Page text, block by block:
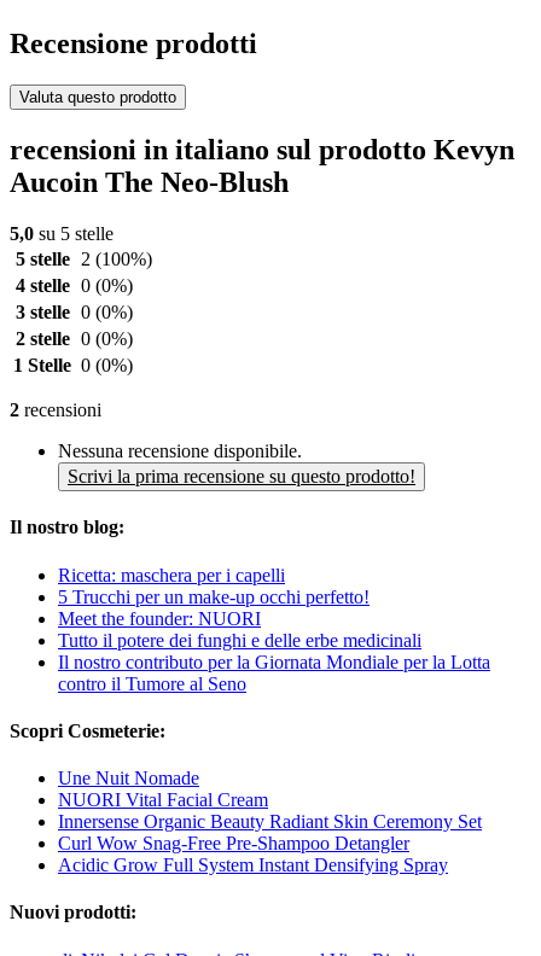
Recensione prodotti
Valuta questo prodotto
recensioni in italiano sul prodotto Kevyn
Aucoin The Neo-Blush
5,0 su 5 stelle
5 stelle
2 (100%)
4 stelle 0 (0%)
3 stelle 0 (0%)
2 stelle 0 (0%)
1 Stelle 0 (0%)
2 recensioni
Nessuna recensione disponibile.
Scrivi la prima recensione su questo prodotto!
Il nostro blog:
Ricetta: maschera per i capelli
5 Trucchi per un make-up occhi perfetto!
Meet the founder: NUORI
Tutto il potere dei funghi e delle erbe medicinali
Il nostro contributo per la Giornata Mondiale per la Lotta
contro il Tumore al Seno
Scopri Cosmeterie:
Une Nuit Nomade
NUORI Vital Facial Cream
Innersense Organic Beauty Radiant Skin Ceremony Set
Curl Wow Snag-Free Pre-Shampoo Detangler
Acidic Grow Full System Instant Densifying Spray
Nuovi prodotti: